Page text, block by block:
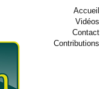
Accueil
Vidéos
Contact
Contributions